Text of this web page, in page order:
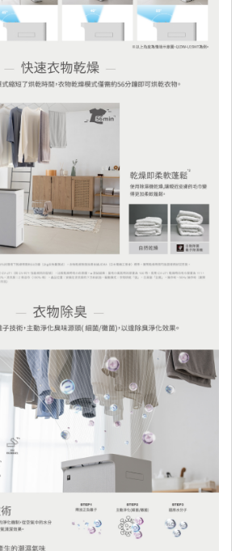
之商品經由廠商驗退，可購樂核
週的對帳流程。退款會先扣除轉帳
並於三週後的每月10號或25號退款
貨之商品經由廠商驗退，可購樂核
退至您當初使用來付款的信用卡帳
的下一期信用卡帳單中顯示 (平均
個工作天，視發卡銀行而定)。